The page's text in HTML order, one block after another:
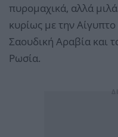
πυρομαχικά, αλλά
κυρίως με την
Σαουδική Αραβία και
Ρωσία.